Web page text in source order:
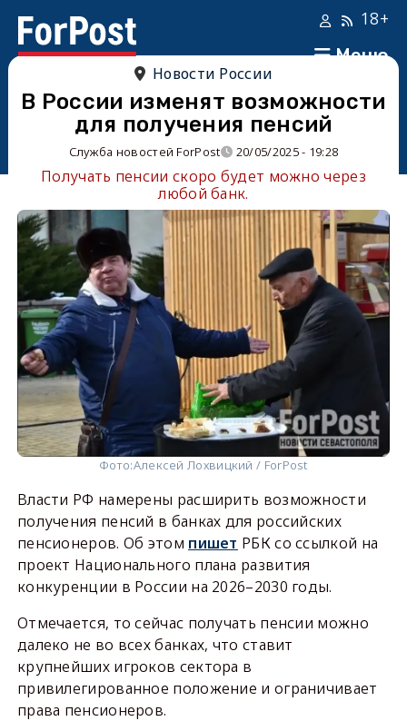
Меню
18+
Новости России
В России изменят возможности
для получения пенсий
Служба новостей ForPost 20/05/2025 - 19:28
Получать пенсии скоро будет можно через
любой банк.
Фото:Алексей Лохвицкий / ForPost
Власти РФ намерены расширить возможности
получения пенсий в банках для российских
пенсионеров. Об этом пишет РБК со ссылкой на
проект Национального плана развития
конкуренции в России на 2026–2030 годы.
Отмечается, то сейчас получать пенсии можно
далеко не во всех банках, что ставит
крупнейших игроков сектора в
привилегированное положение и ограничивает
права пенсионеров.